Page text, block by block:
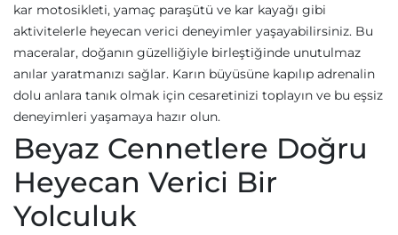
kar motosikleti, yamaç paraşütü ve kar kayağı gibi
aktivitelerle heyecan verici deneyimler yaşayabilirsiniz. Bu
maceralar, doğanın güzelliğiyle birleştiğinde unutulmaz
anılar yaratmanızı sağlar. Karın büyüsüne kapılıp adrenalin
dolu anlara tanık olmak için cesaretinizi toplayın ve bu eşsiz
deneyimleri yaşamaya hazır olun.
Beyaz Cennetlere Doğru
Heyecan Verici Bir
Yolculuk